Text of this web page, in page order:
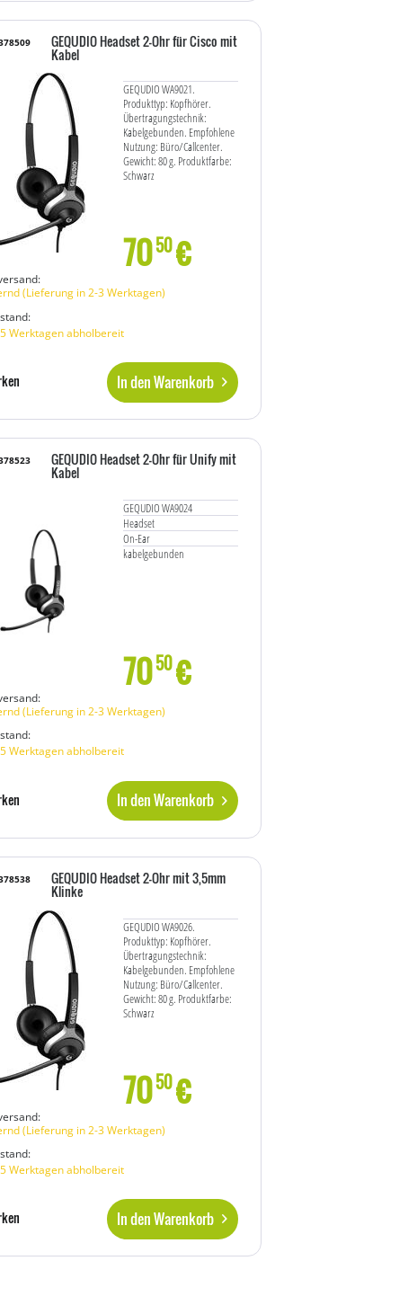
GEQUDIO Headset 2-Ohr für Cisco mit
Kabel
GEQUDIO WA9021.
Produkttyp: Kopfhörer.
Übertragungstechnik:
Kabelgebunden. Empfohlene
Nutzung: Büro/Callcenter.
Gewicht: 80 g. Produktfarbe:
Schwarz
7050€
(Lieferung in 2-3 Werktagen)
Werktagen abholbereit
In den Warenkorb
GEQUDIO Headset 2-Ohr für Unify mit
Kabel
GEQUDIO WA9024
Headset
On-Ear
kabelgebunden
7050€
(Lieferung in 2-3 Werktagen)
Werktagen abholbereit
In den Warenkorb
GEQUDIO Headset 2-Ohr mit 3,5mm
Klinke
GEQUDIO WA9026.
Produkttyp: Kopfhörer.
Übertragungstechnik:
Kabelgebunden. Empfohlene
Nutzung: Büro/Callcenter.
Gewicht: 80 g. Produktfarbe:
Schwarz
7050€
(Lieferung in 2-3 Werktagen)
Werktagen abholbereit
In den Warenkorb